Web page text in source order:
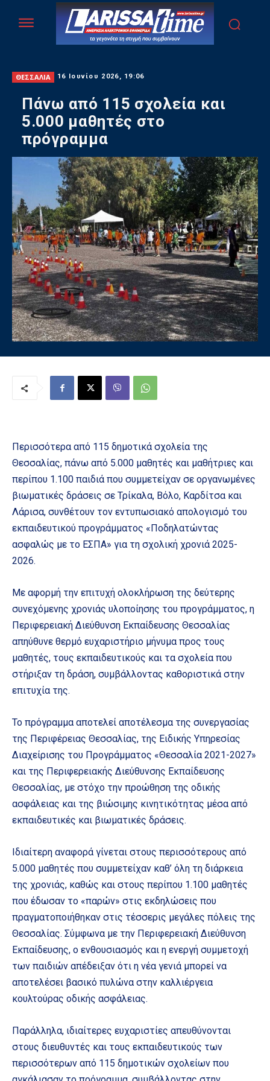
ΘΕΣΣΑΛΙΑ 16 Ιουνίου 2026, 19:06
Πάνω από 115 σχολεία και
5.000 μαθητές στο
πρόγραμμα
Περισσότερα από 115 δημοτικά σχολεία της
Θεσσαλίας, πάνω από 5.000 μαθητές και μαθήτριες και
περίπου 1.100 παιδιά που συμμετείχαν σε οργανωμένες
βιωματικές δράσεις σε Τρίκαλα, Βόλο, Καρδίτσα και
Λάρισα, συνθέτουν τον εντυπωσιακό απολογισμό του
εκπαιδευτικού προγράμματος «Ποδηλατώντας
ασφαλώς με το ΕΣΠΑ» για τη σχολική χρονιά 2025-
2026.
Με αφορμή την επιτυχή ολοκλήρωση της δεύτερης
συνεχόμενης χρονιάς υλοποίησης του προγράμματος, η
Περιφερειακή Διεύθυνση Εκπαίδευσης Θεσσαλίας
απηύθυνε θερμό ευχαριστήριο μήνυμα προς τους
μαθητές, τους εκπαιδευτικούς και τα σχολεία που
στήριξαν τη δράση, συμβάλλοντας καθοριστικά στην
επιτυχία της.
Το πρόγραμμα αποτελεί αποτέλεσμα της συνεργασίας
της Περιφέρειας Θεσσαλίας, της Ειδικής Υπηρεσίας
Διαχείρισης του Προγράμματος «Θεσσαλία 2021-2027»
και της Περιφερειακής Διεύθυνσης Εκπαίδευσης
Θεσσαλίας, με στόχο την προώθηση της οδικής
ασφάλειας και της βιώσιμης κινητικότητας μέσα από
εκπαιδευτικές και βιωματικές δράσεις.
Ιδιαίτερη αναφορά γίνεται στους περισσότερους από
5.000 μαθητές που συμμετείχαν καθ’ όλη τη διάρκεια
της χρονιάς, καθώς και στους περίπου 1.100 μαθητές
που έδωσαν το «παρών» στις εκδηλώσεις που
πραγματοποιήθηκαν στις τέσσερις μεγάλες πόλεις της
Θεσσαλίας. Σύμφωνα με την Περιφερειακή Διεύθυνση
Εκπαίδευσης, ο ενθουσιασμός και η ενεργή συμμετοχή
των παιδιών απέδειξαν ότι η νέα γενιά μπορεί να
αποτελέσει βασικό πυλώνα στην καλλιέργεια
κουλτούρας οδικής ασφάλειας.
Παράλληλα, ιδιαίτερες ευχαριστίες απευθύνονται
στους διευθυντές και τους εκπαιδευτικούς των
περισσότερων από 115 δημοτικών σχολείων που